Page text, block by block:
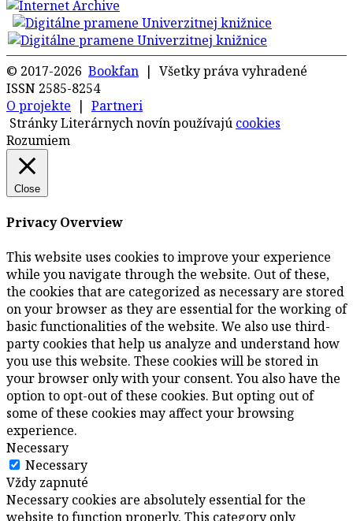
© 2017-2026 Bookfan | Všetky práva vyhradené
ISSN 2585-8254
O projekte | Partneri
Stránky Literárnych novín používajú cookies
Rozumiem
Close
Privacy Overview
This website uses cookies to improve your experience
while you navigate through the website. Out of these,
the cookies that are categorized as necessary are stored
on your browser as they are essential for the working of
basic functionalities of the website. We also use third-
party cookies that help us analyze and understand how
you use this website. These cookies will be stored in
your browser only with your consent. You also have the
option to opt-out of these cookies. But opting out of
some of these cookies may affect your browsing
experience.
Necessary
Necessary
Vždy zapnuté
Necessary cookies are absolutely essential for the
website to function properly. This category only